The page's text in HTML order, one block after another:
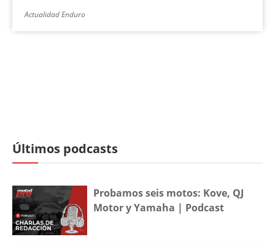
Actualidad Enduro
Últimos podcasts
Probamos seis motos: Kove, QJ
Motor y Yamaha | Podcast